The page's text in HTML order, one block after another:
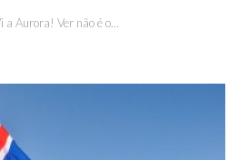
Aurora! Ver não é o…